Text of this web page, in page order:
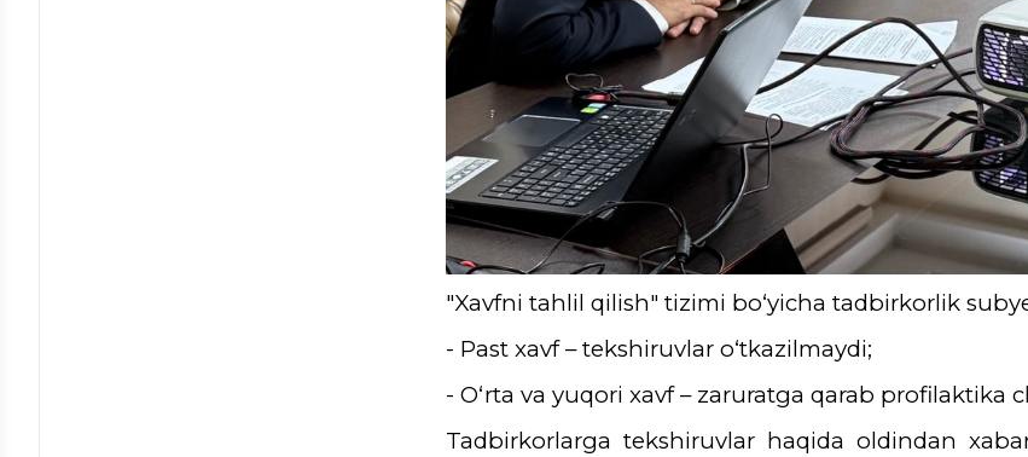
"Xavfni tahlil qilish" tizimi bo‘yicha tadbirkorlik
- Past xavf – tekshiruvlar o‘tkazilmaydi;
- O‘rta va yuqori xavf – zaruratga qarab profilaktika
Tadbirkorlarga tekshiruvlar haqida oldindan